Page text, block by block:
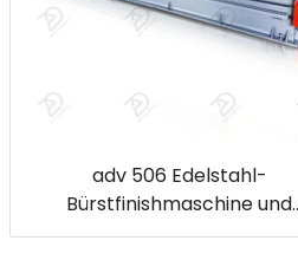
adv 506 Edelstahl-
Bürstfinishmaschine und
Vibrationsmusterschleifer